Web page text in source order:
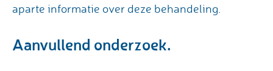
aparte informatie over deze behandeling.
Aanvullend onderzoek.